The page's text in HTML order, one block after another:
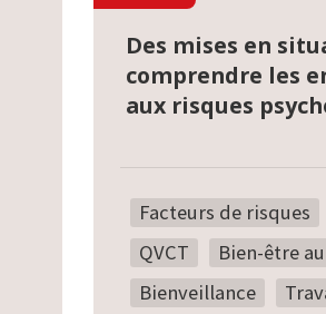
Des mises en
comprendre les
aux risques
Facteurs de risques
QVCT
Bien-être
Bienveillance